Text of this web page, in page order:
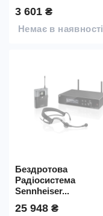
3 601 ₴
Немає в наявності
Бездротова
Радіосистема
Sennheiser...
25 948 ₴